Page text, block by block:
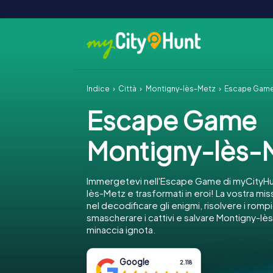
Indice Città Montigny-lès-Metz Escape
Escape Game
Montigny-lès-
Immergetevi nell'Escape Game di
lès-Metz e trasformati in eroi! La vostra
nel decodificare gli enigmi, risolvere i
smascherare i cattivi e salvare Montigny-
minaccia ignota.
Google 2.118